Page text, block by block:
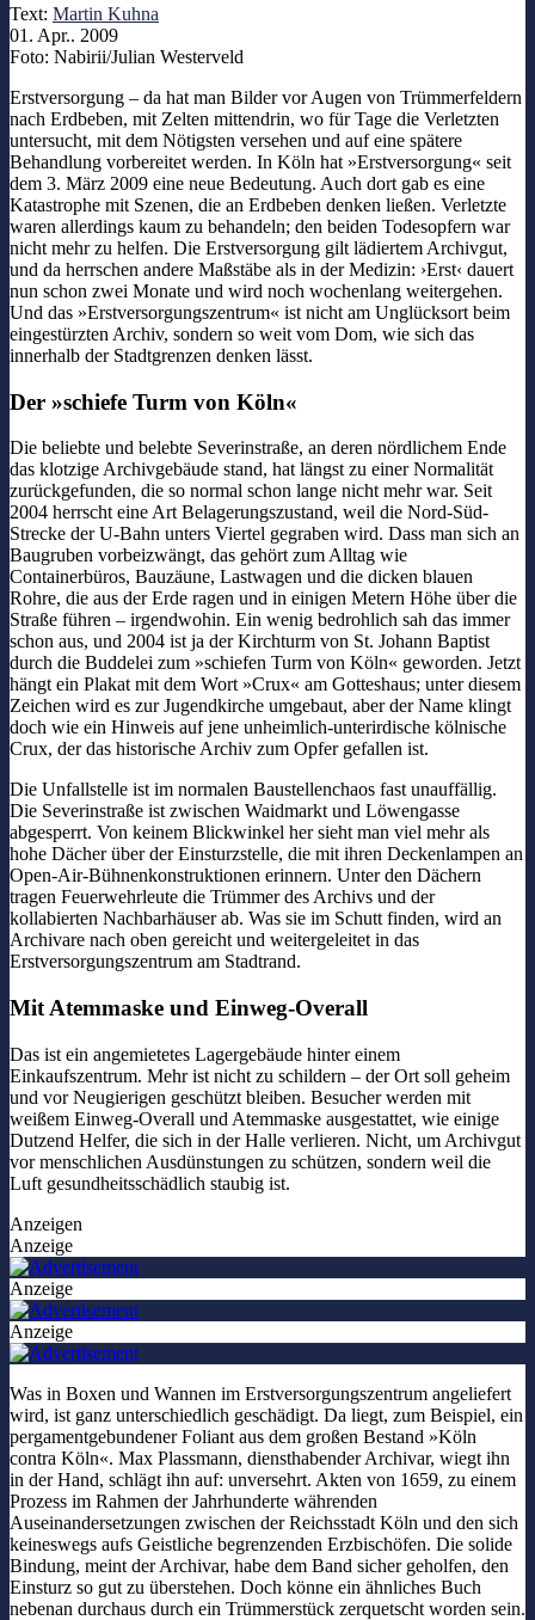
Text: Martin Kuhna
01. Apr.. 2009
Foto: Nabirii/Julian Westerveld
Erstversorgung – da hat man Bilder vor Augen von Trümmerfeldern
nach Erdbeben, mit Zelten mittendrin, wo für Tage die Verletzten
untersucht, mit dem Nötigsten versehen und auf eine spätere
Behandlung vorbereitet werden. In Köln hat »Erstversorgung« seit
dem 3. März 2009 eine neue Bedeutung. Auch dort gab es eine
Katastrophe mit Szenen, die an Erdbeben denken ließen. Verletzte
waren allerdings kaum zu behandeln; den beiden Todesopfern war
nicht mehr zu helfen. Die Erstversorgung gilt lädiertem Archivgut,
und da herrschen andere Maßstäbe als in der Medizin: ›Erst‹ dauert
nun schon zwei Monate und wird noch wochenlang weitergehen.
Und das »Erstversorgungszentrum« ist nicht am Unglücksort beim
eingestürzten Archiv, sondern so weit vom Dom, wie sich das
innerhalb der Stadtgrenzen denken lässt.
Der »schiefe Turm von Köln«
Die beliebte und belebte Severinstraße, an deren nördlichem Ende
das klotzige Archivgebäude stand, hat längst zu einer Normalität
zurückgefunden, die so normal schon lange nicht mehr war. Seit
2004 herrscht eine Art Belagerungszustand, weil die Nord-Süd-
Strecke der U-Bahn unters Viertel gegraben wird. Dass man sich an
Baugruben vorbeizwängt, das gehört zum Alltag wie
Containerbüros, Bauzäune, Lastwagen und die dicken blauen
Rohre, die aus der Erde ragen und in einigen Metern Höhe über die
Straße führen – irgendwohin. Ein wenig bedrohlich sah das immer
schon aus, und 2004 ist ja der Kirchturm von St. Johann Baptist
durch die Buddelei zum »schiefen Turm von Köln« geworden. Jetzt
hängt ein Plakat mit dem Wort »Crux« am Gotteshaus; unter diesem
Zeichen wird es zur Jugendkirche umgebaut, aber der Name klingt
doch wie ein Hinweis auf jene unheimlich-unterirdische kölnische
Crux, der das historische Archiv zum Opfer gefallen ist.
Die Unfallstelle ist im normalen Baustellenchaos fast unauffällig.
Die Severinstraße ist zwischen Waidmarkt und Löwengasse
abgesperrt. Von keinem Blickwinkel her sieht man viel mehr als
hohe Dächer über der Einsturzstelle, die mit ihren Deckenlampen an
Open-Air-Bühnenkonstruktionen erinnern. Unter den Dächern
tragen Feuerwehrleute die Trümmer des Archivs und der
kollabierten Nachbarhäuser ab. Was sie im Schutt finden, wird an
Archivare nach oben gereicht und weitergeleitet in das
Erstversorgungszentrum am Stadtrand.
Mit Atemmaske und Einweg-Overall
Das ist ein angemietetes Lagergebäude hinter einem
Einkaufszentrum. Mehr ist nicht zu schildern – der Ort soll geheim
und vor Neugierigen geschützt bleiben. Besucher werden mit
weißem Einweg-Overall und Atemmaske ausgestattet, wie einige
Dutzend Helfer, die sich in der Halle verlieren. Nicht, um Archivgut
vor menschlichen Ausdünstungen zu schützen, sondern weil die
Luft gesundheitsschädlich staubig ist.
Anzeigen
Anzeige
Anzeige
Anzeige
Was in Boxen und Wannen im Erstversorgungszentrum angeliefert
wird, ist ganz unterschiedlich geschädigt. Da liegt, zum Beispiel, ein
pergamentgebundener Foliant aus dem großen Bestand »Köln
contra Köln«. Max Plassmann, diensthabender Archivar, wiegt ihn
in der Hand, schlägt ihn auf: unversehrt. Akten von 1659, zu einem
Prozess im Rahmen der Jahrhunderte währenden
Auseinandersetzungen zwischen der Reichsstadt Köln und den sich
keineswegs aufs Geistliche begrenzenden Erzbischöfen. Die solide
Bindung, meint der Archivar, habe dem Band sicher geholfen, den
Einsturz so gut zu überstehen. Doch könne ein ähnliches Buch
nebenan durchaus durch ein Trümmerstück zerquetscht worden sein.